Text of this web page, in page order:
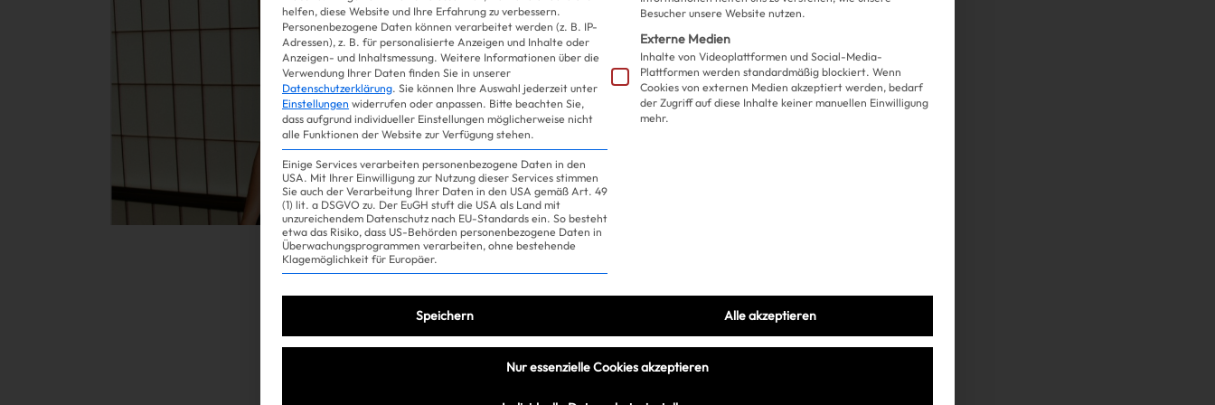
Gossip
Experience
Und wir auch!
helfen, diese Website und Ihre Erfahrung zu verbessern.
Personenbezogene Daten können verarbeitet werden (z. B. IP-
Adressen), z. B. für personalisierte Anzeigen und Inhalte oder
Anzeigen- und Inhaltsmessung. Weitere Informationen über die
Verwendung Ihrer Daten finden Sie in unserer
Datenschutzerklärung. Sie können Ihre Auswahl jederzeit unter
Einstellungen widerrufen oder anpassen. Bitte beachten Sie,
dass aufgrund individueller Einstellungen möglicherweise nicht
alle Funktionen der Website zur Verfügung stehen.
Einige Services verarbeiten personenbezogene Daten in den
USA. Mit Ihrer Einwilligung zur Nutzung dieser Services stimmen
Sie auch der Verarbeitung Ihrer Daten in den USA gemäß Art. 49
(1) lit. a DSGVO zu. Der EuGH stuft die USA als Land mit
unzureichendem Datenschutz nach EU-Standards ein. So besteht
etwa das Risiko, dass US-Behörden personenbezogene Daten in
Überwachungsprogrammen verarbeiten, ohne bestehende
Klagemöglichkeit für Europäer.
Besucher unsere Website nutzen.
Externe Medien
Inhalte von Videoplattformen und Social-Media-
Plattformen werden standardmäßig blockiert. Wenn
Cookies von externen Medien akzeptiert werden, bedarf
der Zugriff auf diese Inhalte keiner manuellen Einwilligung
mehr.
Speichern Alle akzeptieren
Nur essenzielle Cookies akzeptieren